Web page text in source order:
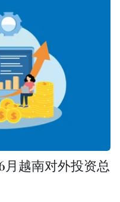
月越南对外投资总